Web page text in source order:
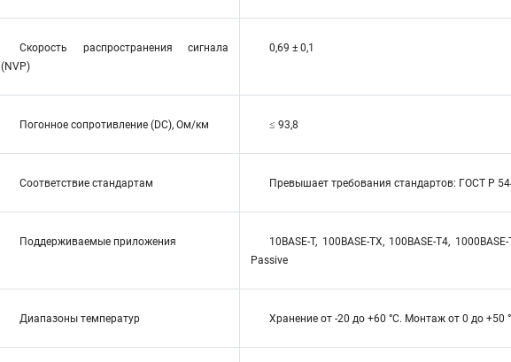
Скорость распространения сигнала
(NVP)
0,69 ± 0,1
Погонное сопротивление (DC), Ом/км ≤ 93,8
Соответствие стандартам Превышает требования стандартов: ГОСТ Р
Поддерживаемые приложения
10BASE-T, 100BASE-TX, 100BASE-T4,
Passive
Диапазоны температур Хранение от -20 до +60 °C. Монтаж от 0 до +50